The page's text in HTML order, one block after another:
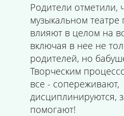
Родители отметили,
музыкальном
влияют в целом на
включая в нее не
родителей, но
Творческим
все - сопереживают,
дисциплинируются,
помогают!